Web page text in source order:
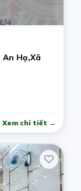
An Hạ,Xã
Xem chi tiết →